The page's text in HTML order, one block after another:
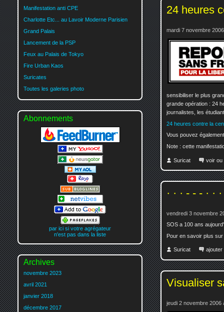
24 heures
mardi 7 novembre
sensibiliser le plus
grande opération : 24
journalistes, les
24 heures contre la
Vous pouvez
Note : cette
Suricat voir ou
· · · - - - · · ·
vendredi 3 novembre
SOS a 100 ans
Pour en savoir plus
Suricat ajouter
Visualiser
jeudi 2 novembre 2006
Manifestation anti CPE
Charlotte Etc... au Lavoir Moderne Parisien
Grand Palais
Lancement de la PSP
Feux au Palais de Tokyo
Fire Urban Kaos
Suricates
Toutes les galeries photo
Abonnements
par ici si votre agrégateur
n'est pas dans la liste
Archives
novembre 2023
avril 2021
janvier 2018
décembre 2017